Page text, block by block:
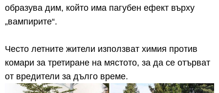
образува дим, който има пагубен ефект върху
„вампирите“.
Често летните жители използват химия против
комари за третиране на мястото, за да се отърват
от вредители за дълго време.